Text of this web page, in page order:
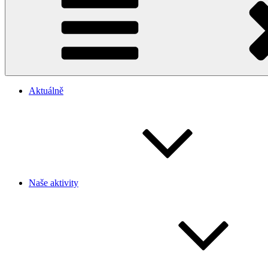
Aktuálně
Naše aktivity